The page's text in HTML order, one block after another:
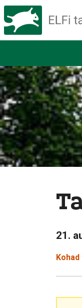
21.
Kohad